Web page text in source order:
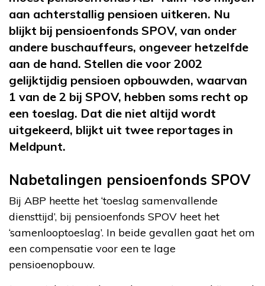
aan achterstallig pensioen uitkeren. Nu
blijkt bij pensioenfonds SPOV, van onder
andere buschauffeurs, ongeveer hetzelfde
aan de hand. Stellen die voor 2002
gelijktijdig pensioen opbouwden, waarvan
1 van de 2 bij SPOV, hebben soms recht op
een toeslag. Dat die niet altijd wordt
uitgekeerd, blijkt uit twee reportages in
Meldpunt.
Nabetalingen pensioenfonds SPOV
Bij ABP heette het ‘toeslag samenvallende
diensttijd’, bij pensioenfonds SPOV heet het
‘samenlooptoeslag’. In beide gevallen gaat het om
een compensatie voor een te lage
pensioenopbouw.